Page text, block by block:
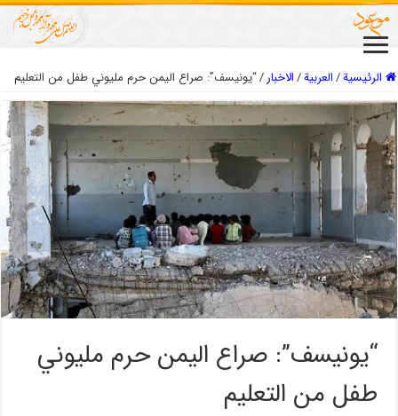
الرئيسية/العربیة/الاخبار/“يونيسف”: صراع اليمن حرم مليوني طفل من التعليم
“يونيسف”: صراع اليمن حرم مليوني
طفل من التعليم